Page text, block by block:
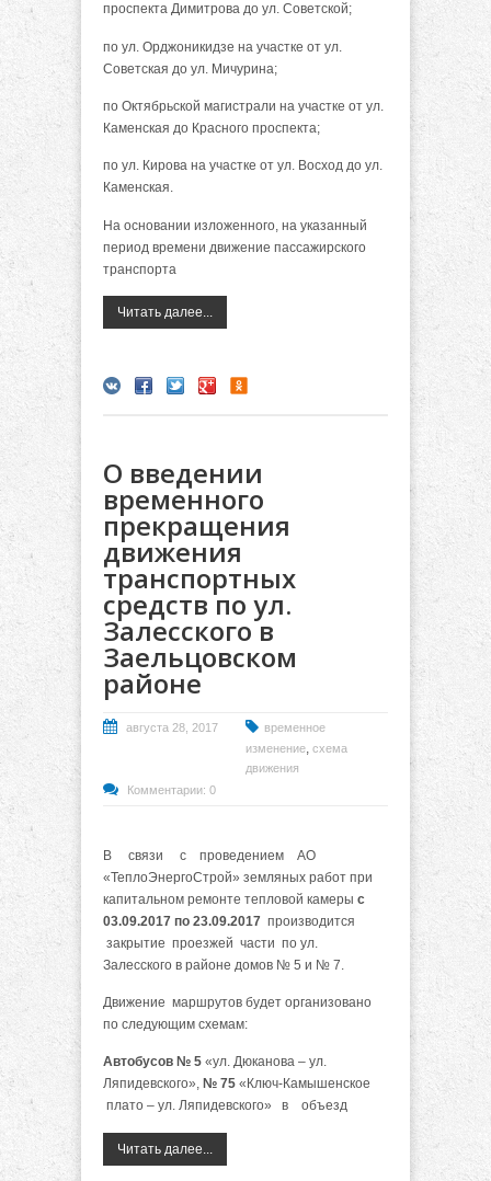
проспекта Димитрова до ул. Советской;
по ул. Орджоникидзе на участке от ул.
Советская до ул. Мичурина;
по Октябрьской магистрали на участке от ул.
Каменская до Красного проспекта;
по ул. Кирова на участке от ул. Восход до ул.
Каменская.
На основании изложенного, на указанный
период времени движение пассажирского
транспорта
Читать далее...
О введении
временного
прекращения
движения
транспортных
средств по ул.
Залесского в
Заельцовском
районе
августа 28, 2017
временное
изменение, схема
движения
Комментарии: 0
В связи с проведением АО
«ТеплоЭнергоСтрой» земляных работ при
капитальном ремонте тепловой камеры с
03.09.2017 по 23.09.2017 производится
закрытие проезжей части по ул.
Залесского в районе домов № 5 и № 7.
Движение маршрутов будет организовано
по следующим схемам:
Автобусов № 5 «ул. Дюканова – ул.
Ляпидевского», № 75 «Ключ-Камышенское
плато – ул. Ляпидевского» в объезд
Читать далее...